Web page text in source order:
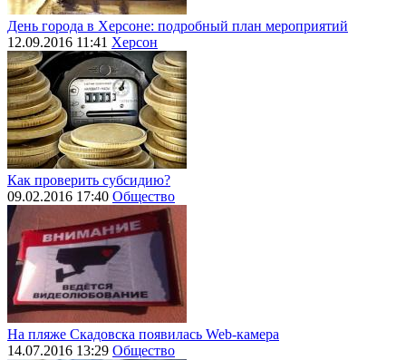
День города в Херсоне: подробный план мероприятий
12.09.2016 11:41 Херсон
Как проверить субсидию?
09.02.2016 17:40 Общество
На пляже Скадовска появилась Web-камера
14.07.2016 13:29 Общество